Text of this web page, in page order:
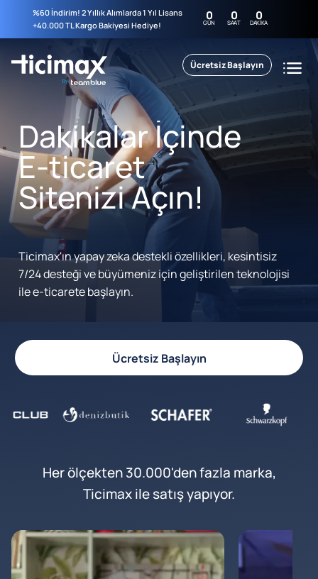
%60 İndirim! 2 Yıllık Alımlarda 1 Yıl Lisans
+40.000 TL Kargo Bakiyesi Hediye!
0
GÜN 0
SAAT 0
DAKIKA
Ücretsiz Başlayın
Dakikalar İçinde
E-ticaret
Sitenizi Açın!
Ticimax'ın yapay zeka destekli özellikleri, kesintisiz
7/24 desteği ve büyümeniz için geliştirilen teknolojisi
ile e-ticarete başlayın.
Ücretsiz Başlayın
Her ölçekten 30.000'den fazla marka,
Ticimax ile satış yapıyor.